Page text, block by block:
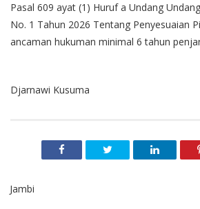
Pasal 609 ayat (1) Huruf a Undang
No. 1 Tahun 2026 Tentang Penyesuaian
ancaman hukuman minimal 6 tahun
Djarnawi Kusuma
Jambi